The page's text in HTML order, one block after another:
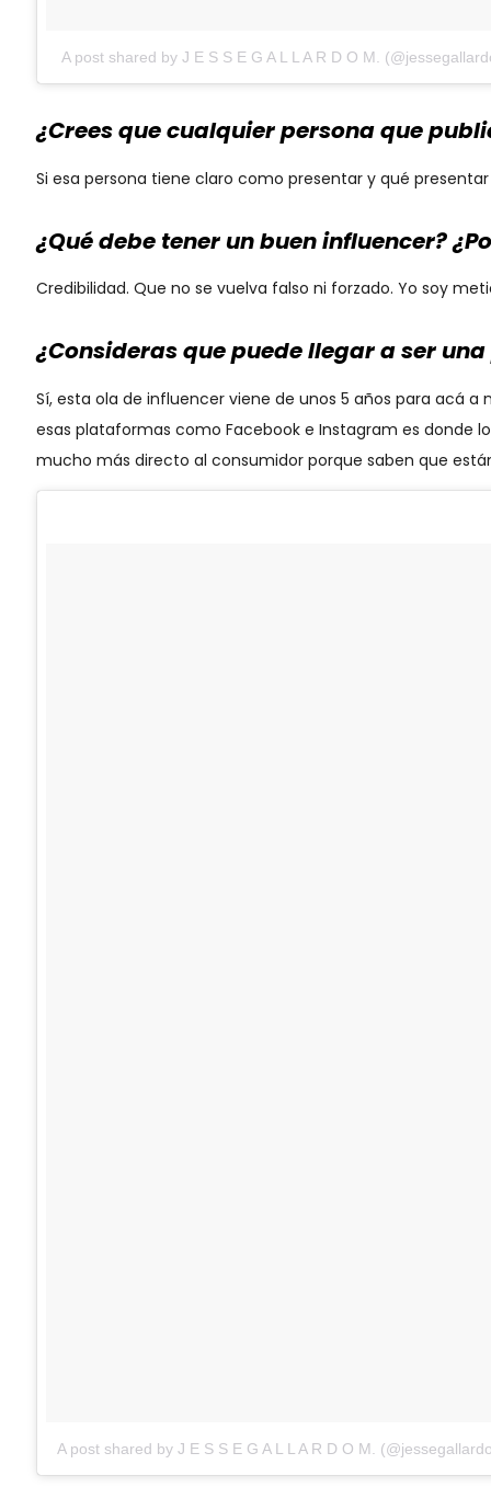
A post shared by J E S S E G A L L A R D O M.
¿Crees que cualquier persona que
Si esa persona tiene claro como presentar y qué
¿Qué debe tener un buen influencer?
Credibilidad. Que no se vuelva falso ni forzado. Yo soy
¿Consideras que puede llegar a ser
Sí, esta ola de influencer viene de unos 5 años para acá
esas plataformas como Facebook e Instagram es donde
mucho más directo al consumidor porque saben que
A post shared by J E S S E G A L L A R D O M.